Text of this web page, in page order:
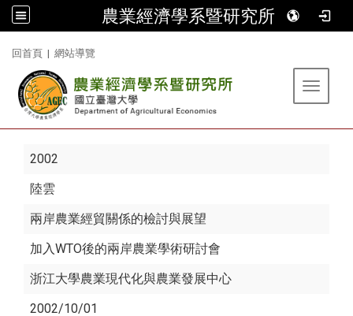
農業經濟學系暨研究所
回首頁 | 網站導覽
Toggle
2002
陸雲
兩岸農業經貿關係的檢討與展望
加入WTO後的兩岸農業學術研討會
浙江大學農業現代化與農業發展中心
2002/10/01